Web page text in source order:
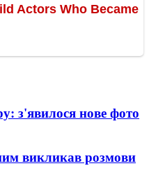
з'явилося нове фото
викликав розмови